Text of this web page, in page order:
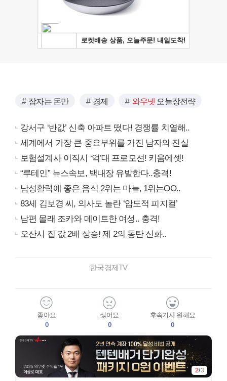
잠자는 돈만 경제 와우넷 오늘장전략
강서구 ‘반값’ 신축 아파트 떴다! 경쟁률 치열해..
세계에서 가장 큰 중요부위를 가진 남자의 진실
보험설계사 이직시 ‘억’대 프로모션! 키움에셋!
“루테인” 뉴스속보, 백내장 유발한다..충격!
남성활력에 좋은 음식 2위는 마늘, 1위는OO..
83세 김보경 씨, 의사도 놀란 ‘압도적 피지컬’
남편 몰래 조카와 데이트한 여성.. 충격!
오산시 집 값 2배 상승! 제 2의 동탄 신화..
한국경제TV
좋아요
0
싫어요
0
후속기사 원해요
0
2/3